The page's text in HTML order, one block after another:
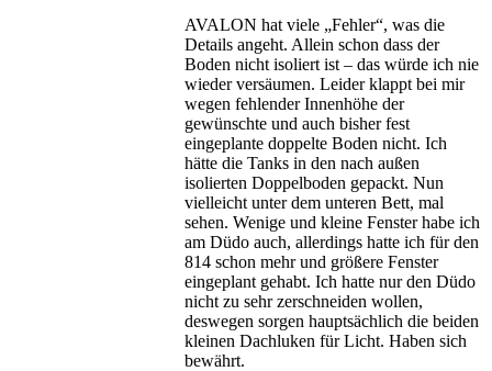
AVALON hat viele „Fehler“, was die
Details angeht. Allein schon dass der
Boden nicht isoliert ist – das würde ich nie
wieder versäumen. Leider klappt bei mir
wegen fehlender Innenhöhe der
gewünschte und auch bisher fest
eingeplante doppelte Boden nicht. Ich
hätte die Tanks in den nach außen
isolierten Doppelboden gepackt. Nun
vielleicht unter dem unteren Bett, mal
sehen. Wenige und kleine Fenster habe ich
am Düdo auch, allerdings hatte ich für den
814 schon mehr und größere Fenster
eingeplant gehabt. Ich hatte nur den Düdo
nicht zu sehr zerschneiden wollen,
deswegen sorgen hauptsächlich die beiden
kleinen Dachluken für Licht. Haben sich
bewährt.